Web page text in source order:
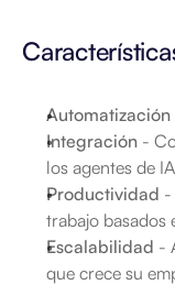
Automatización
Integración -
los agentes de
Productividad -
trabajo basados
Escalabilidad -
que crece su